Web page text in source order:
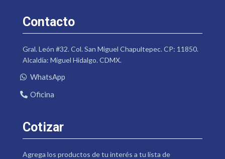
Contacto
Gral. León #32. Col. San Miguel Chapultepec. CP: 11850.
Alcaldía: Miguel Hidalgo. CDMX.
WhatsApp
Oficina
Cotizar
Agrega los productos de tu interés a tu lista de